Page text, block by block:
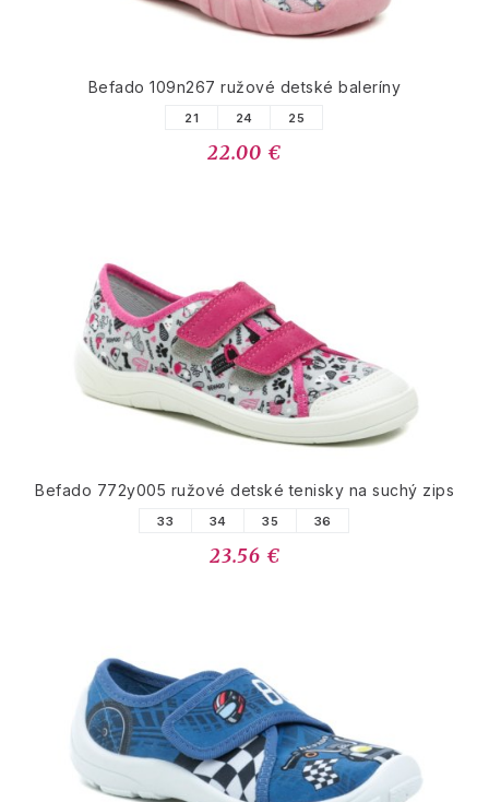
Befado 109n267 ružové detské baleríny
21 24 25
22.00 €
Befado 772y005 ružové detské tenisky na suchý zips
33 34 35 36
23.56 €